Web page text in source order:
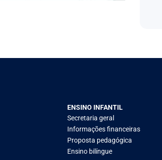
ENSINO INFANTIL
Secretaria geral
Informações financeiras
Proposta pedagógica
Ensino bilíngue